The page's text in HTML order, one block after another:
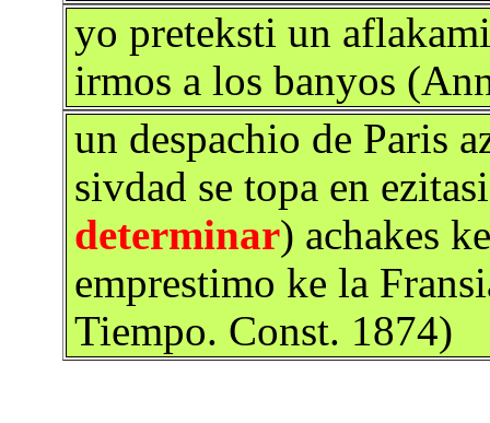
yo preteksti un
irmos a los banyos
un despachio de Paris
sivdad se topa en
determinar) achakes
emprestimo ke la
Tiempo. Const. 1874)